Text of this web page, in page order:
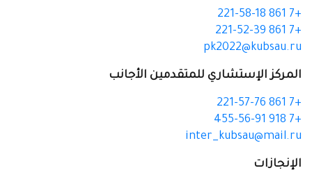
+7 861 221-58-18
+7 861 221-52-39
pk2022@kubsau.ru
المركز الإستشاري للمتقدمين الأجانب
+7 861 221-57-76
+7 918 455-56-91
inter_kubsau@mail.ru
الإنجازات